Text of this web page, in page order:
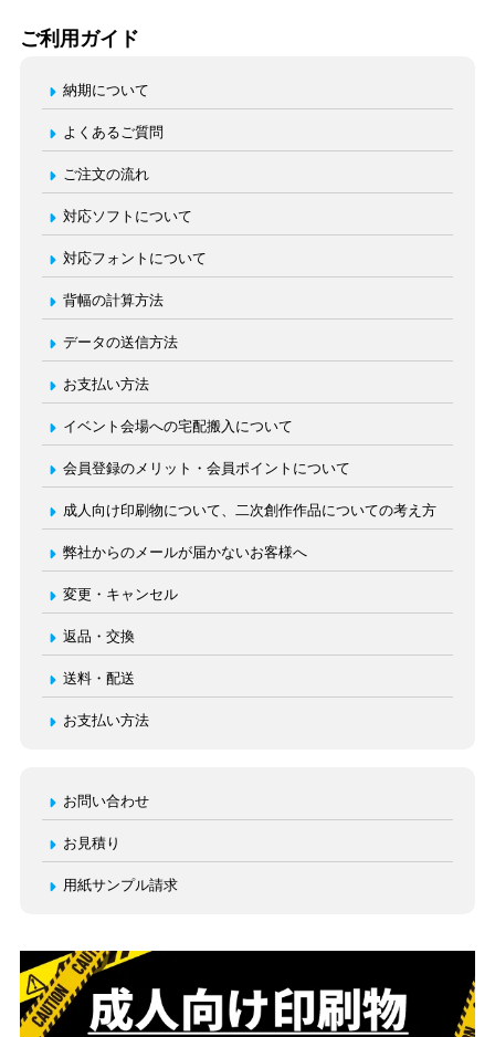
ご利用ガイド
納期について
よくあるご質問
ご注文の流れ
対応ソフトについて
対応フォントについて
背幅の計算方法
データの送信方法
お支払い方法
イベント会場への宅配搬入について
会員登録のメリット・会員ポイントについて
成人向け印刷物について、二次創作作品についての考え方
弊社からのメールが届かないお客様へ
変更・キャンセル
返品・交換
送料・配送
お支払い方法
お問い合わせ
お見積り
用紙サンプル請求